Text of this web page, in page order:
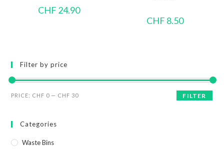
CHF 24.90
CHF 8.50
Filter by price
FILTER
PRICE: CHF 0 — CHF 30
Categories
Waste Bins